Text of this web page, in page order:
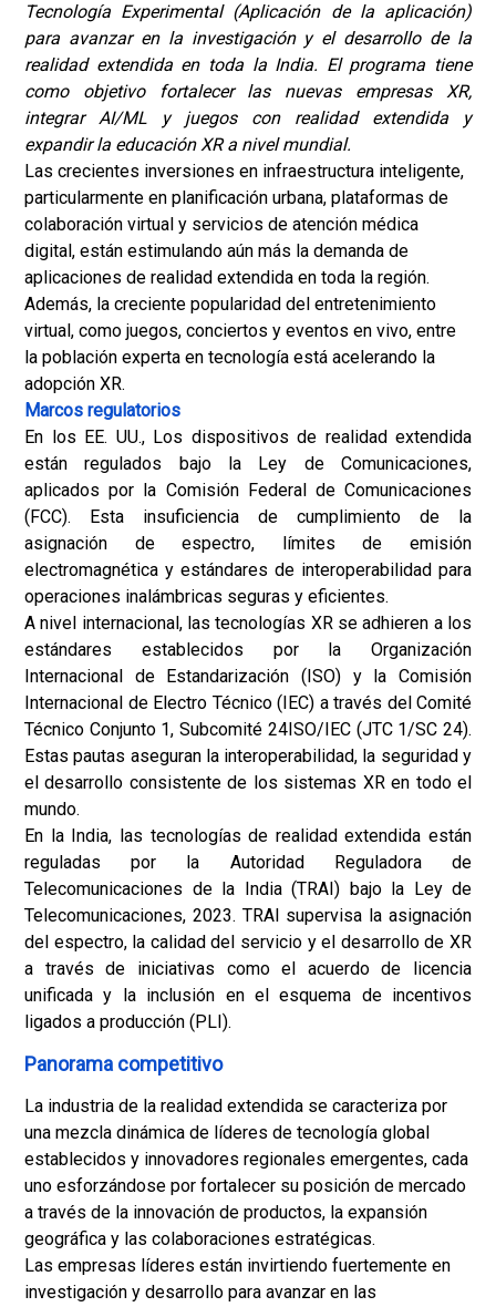
Tecnología Experimental (Aplicación de la aplicación)
para avanzar en la investigación y el desarrollo de la
realidad extendida en toda la India. El programa tiene
como objetivo fortalecer las nuevas empresas XR,
integrar AI/ML y juegos con realidad extendida y
expandir la educación XR a nivel mundial.
Las crecientes inversiones en infraestructura inteligente,
particularmente en planificación urbana, plataformas de
colaboración virtual y servicios de atención médica
digital, están estimulando aún más la demanda de
aplicaciones de realidad extendida en toda la región.
Además, la creciente popularidad del entretenimiento
virtual, como juegos, conciertos y eventos en vivo, entre
la población experta en tecnología está acelerando la
adopción XR.
Marcos regulatorios
En los EE. UU., Los dispositivos de realidad extendida
están regulados bajo la Ley de Comunicaciones,
aplicados por la Comisión Federal de Comunicaciones
(FCC). Esta insuficiencia de cumplimiento de la
asignación de espectro, límites de emisión
electromagnética y estándares de interoperabilidad para
operaciones inalámbricas seguras y eficientes.
A nivel internacional, las tecnologías XR se adhieren a los
estándares establecidos por la Organización
Internacional de Estandarización (ISO) y la Comisión
Internacional de Electro Técnico (IEC) a través del Comité
Técnico Conjunto 1, Subcomité 24ISO/IEC (JTC 1/SC 24).
Estas pautas aseguran la interoperabilidad, la seguridad y
el desarrollo consistente de los sistemas XR en todo el
mundo.
En la India, las tecnologías de realidad extendida están
reguladas por la Autoridad Reguladora de
Telecomunicaciones de la India (TRAI) bajo la Ley de
Telecomunicaciones, 2023. TRAI supervisa la asignación
del espectro, la calidad del servicio y el desarrollo de XR
a través de iniciativas como el acuerdo de licencia
unificada y la inclusión en el esquema de incentivos
ligados a producción (PLI).
Panorama competitivo
La industria de la realidad extendida se caracteriza por
una mezcla dinámica de líderes de tecnología global
establecidos y innovadores regionales emergentes, cada
uno esforzándose por fortalecer su posición de mercado
a través de la innovación de productos, la expansión
geográfica y las colaboraciones estratégicas.
Las empresas líderes están invirtiendo fuertemente en
investigación y desarrollo para avanzar en las